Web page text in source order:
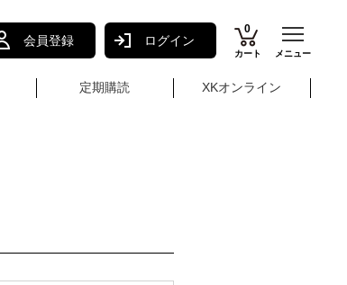
会員登録 ログイン
0
カート メニュー
定期購読 XKオンライン